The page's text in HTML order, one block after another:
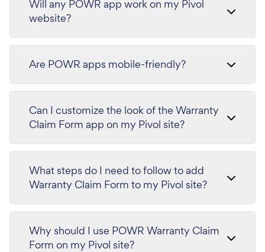
Will any POWR app work on my Pivol
website?
Are POWR apps mobile-friendly?
Can I customize the look of the Warranty
Claim Form app on my Pivol site?
What steps do I need to follow to add
Warranty Claim Form to my Pivol site?
Why should I use POWR Warranty Claim
Form on my Pivol site?